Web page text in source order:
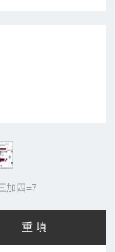
加四=7